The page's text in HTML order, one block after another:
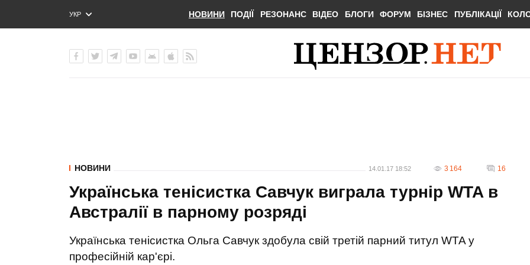
УКР
ENG
НОВИНИ ПОДІЇ РЕЗОНАНС ВІДЕО БЛОГИ ФОРУМ БІЗНЕС ПУБЛІКАЦІЇ
НОВИНИ 14.01.17 18:52 3 164 16
Українська тенісистка Савчук виграла турнір WTA в
Австралії в парному розряді
Українська тенісистка Ольга Савчук здобула свій третій парний титул WTA у
професійній кар'єрі.